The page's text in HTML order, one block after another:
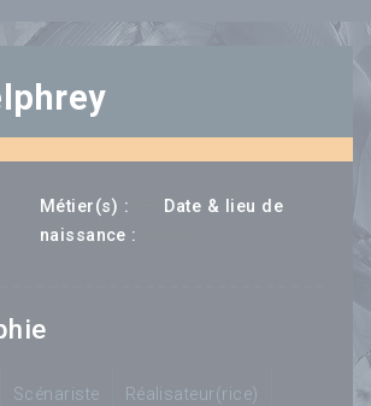
Métier(s) :
Date & lieu de
naissance :
Scénariste Réalisateur(rice)